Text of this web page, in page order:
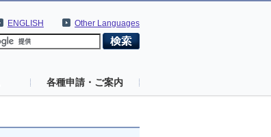
Other Languages
ENGLISH
各種申請・ご案内